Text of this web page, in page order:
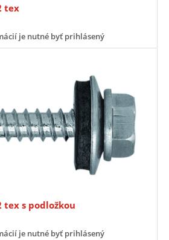
tex
je nutné byť prihlásený
tex s podložkou
je nutné byť prihlásený